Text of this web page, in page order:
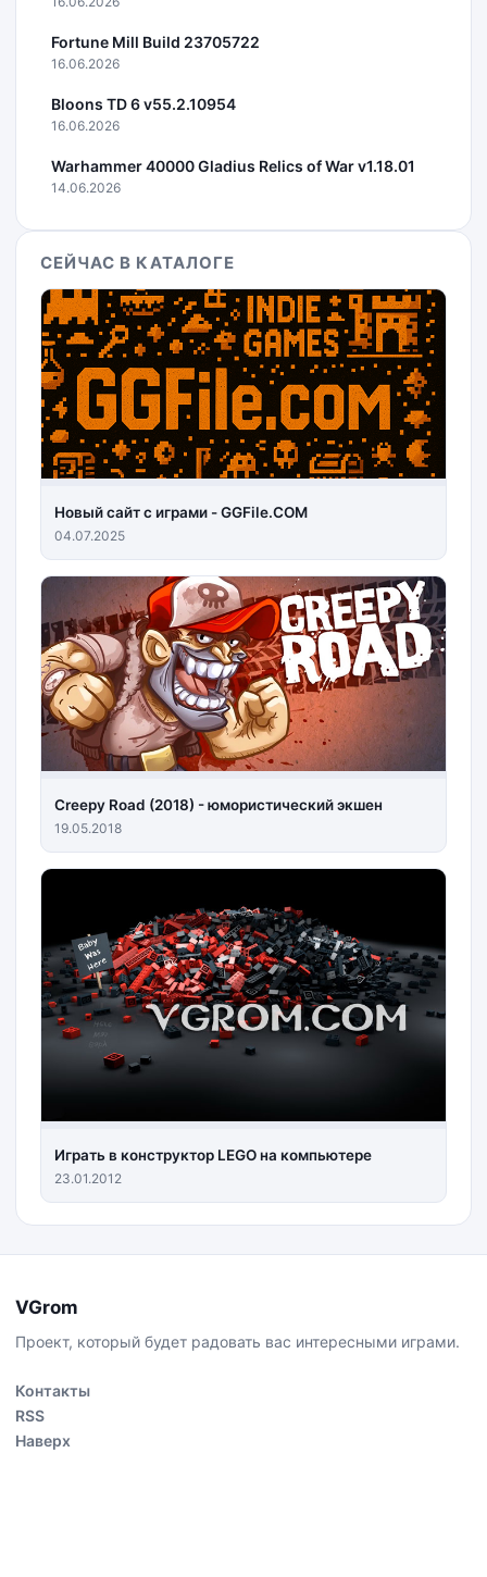
Fortune Mill Build 23705722
16.06.2026
Bloons TD 6 v55.2.10954
16.06.2026
Warhammer 40000 Gladius Relics of War v1.18.01
14.06.2026
СЕЙЧАС В КАТАЛОГЕ
Новый сайт с играми - GGFile.COM
04.07.2025
Creepy Road (2018) - юмористический экшен
19.05.2018
Играть в конструктор LEGO на компьютере
23.01.2012
VGrom
Проект, который будет радовать вас интересными играми.
Контакты
RSS
Наверх